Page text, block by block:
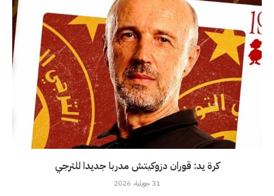
كرة يد: قوران دزوكيتش مدربا جديدا للترجي
31 جويلية، 2026